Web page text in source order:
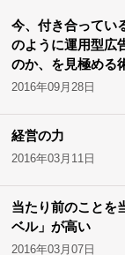
今、付き合ってい
のように運用型広
のか、を見極める
2016年09月28日
経営の力
2016年03月11日
当たり前のことを
ベル」が高い
2016年03月07日